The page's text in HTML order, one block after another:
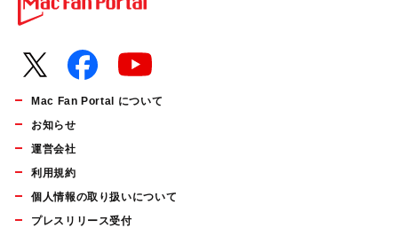
Mac Fan Portal について
お知らせ
運営会社
利用規約
個人情報の取り扱いについて
プレスリリース受付